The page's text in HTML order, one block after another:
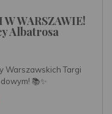
WARSZAWIE!
Albatrosa
Warszawskich Targi
📚✨